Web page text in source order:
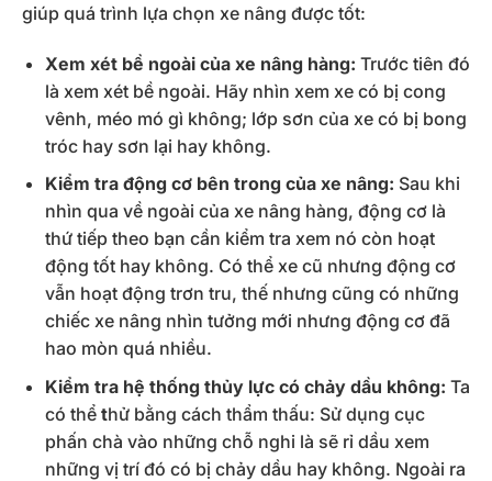
giúp quá trình lựa chọn xe nâng được tốt:
Xem xét bề ngoài của xe nâng hàng: Trước tiên đó
là xem xét bề ngoài. Hãy nhìn xem xe có bị cong
vênh, méo mó gì không; lớp sơn của xe có bị bong
tróc hay sơn lại hay không.
Kiểm tra động cơ bên trong của xe nâng: Sau khi
nhìn qua về ngoài của xe nâng hàng, động cơ là
thứ tiếp theo bạn cần kiểm tra xem nó còn hoạt
động tốt hay không. Có thể xe cũ nhưng động cơ
vẫn hoạt động trơn tru, thế nhưng cũng có những
chiếc xe nâng nhìn tưởng mới nhưng động cơ đã
hao mòn quá nhiều.
Kiểm tra hệ thống thủy lực có chảy dầu không: Ta
có thể thử bằng cách thẩm thấu: Sử dụng cục
phấn chà vào những chỗ nghi là sẽ rỉ dầu xem
những vị trí đó có bị chảy dầu hay không. Ngoài ra